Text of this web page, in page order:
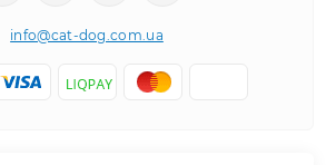
info@cat-dog.com.ua